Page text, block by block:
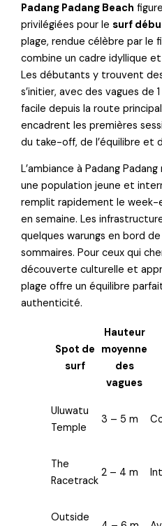
Padang Padang Beach
privilégiées pour lesurf
plage, rendue célèbre par le
combine un cadre idyllique
Les débutants y trouvent
s’initier, avec des vagues de
facile depuis la route
encadrent les premières
du take-off, de l’équilibre et
L’ambiance à Padang
une population jeune et
remplit rapidement le week-
en semaine. Les
quelques warungs en bord
sommaires. Pour ceux qui
découverte culturelle et
plage offre un équilibre
authenticité.
Spot de
surf
Hauteur
moyenne
des
vagues
Uluwatu
Temple
3 – 5 m
The
Racetrack
2 – 4 m
Outside